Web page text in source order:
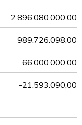
2.896.080.000,00
989.726.098,00
66.000.000,00
-21.593.090,00